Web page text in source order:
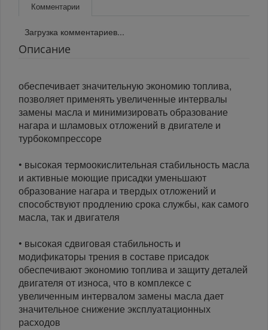
Комментарии
Загрузка комментариев...
Описание
обеспечивает значительную экономию топлива,
позволяет применять увеличенные интервалы
замены масла и минимизировать образование
нагара и шламовых отложений в двигателе и
турбокомпрессоре
• высокая термоокислительная стабильность масла
и активные моющие присадки уменьшают
образование нагара и твердых отложений и
способствуют продлению срока службы, как самого
масла, так и двигателя
• высокая сдвиговая стабильность и
модификаторы трения в составе присадок
обеспечивают экономию топлива и защиту деталей
двигателя от износа, что в комплексе с
увеличенным интервалом замены масла дает
значительное снижение эксплуатационных
расходов